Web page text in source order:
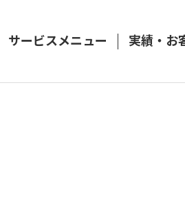
サービスメニュー 実績・お